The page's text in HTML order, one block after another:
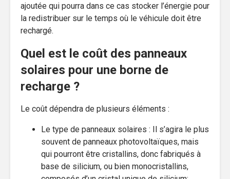
ajoutée qui pourra dans ce cas stocker l’énergie pour
la redistribuer sur le temps où le véhicule doit être
rechargé.
Quel est le coût des panneaux
solaires pour une borne de
recharge ?
Le coût dépendra de plusieurs éléments :
Le type de panneaux solaires : Il s’agira le plus
souvent de panneaux photovoltaïques, mais
qui pourront être cristallins, donc fabriqués à
base de silicium, ou bien monocristallins,